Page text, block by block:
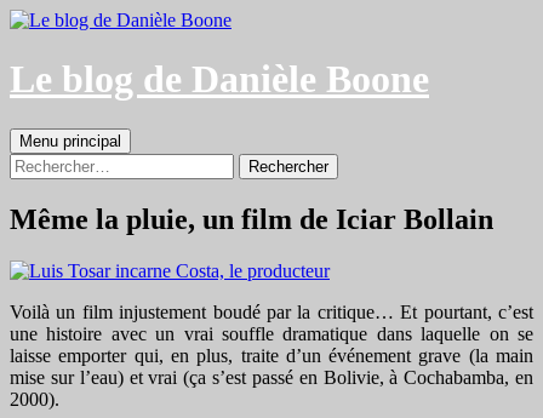
Aller
contenu
Le blog de Danièle Boone
Recherche
Menu principal
Rechercher :
Même la pluie, un film de Iciar Bollain
Voilà un film injustement boudé par la critique… Et pourtant, c’est
une histoire avec un vrai souffle dramatique dans laquelle on se
laisse emporter qui, en plus, traite d’un événement grave (la main
mise sur l’eau) et vrai (ça s’est passé en Bolivie, à Cochabamba, en
2000).